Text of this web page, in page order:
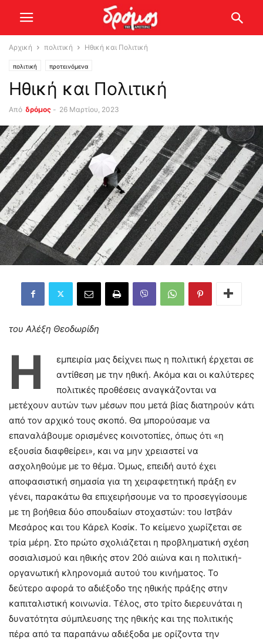
Αρχική πολιτική Ηθική και Πολιτική
πολιτική προτεινόμενα
Ηθική και Πολιτική
Από δρόμος - 26 Μαρτίου, 2023
του Αλέξη Θεοδωρίδη
Η
εμπειρία μας δείχνει πως η πολιτική έρχεται σε
αντίθεση με την ηθική. Ακόμα και οι καλύτερες
πολιτικές προθέσεις αναγκάζονται να
μετέχουν αυτών των μέσων που μετά βίας διατηρούν κάτι
από τον αρχικό τους σκοπό. Θα μπορούσαμε να
επαναλάβουμε ορισμένες κοινοτοπίες, όπως ότι «η
εξουσία διαφθείρει», και να μην χρειαστεί να
ασχοληθούμε με το θέμα. Όμως, επειδή αυτό έχει
αποφασιστική σημασία για τη χειραφετητική πράξη εν
γένει, παρακάτω θα επιχειρήσουμε να το προσεγγίσουμε
με τη βοήθεια δύο σπουδαίων στοχαστών: του Ιστβάν
Μεσάρος και του Κάρελ Κοσίκ. Το κείμενο χωρίζεται σε
τρία μέρη. Στο πρώτο σχολιάζεται η προβληματική σχέση
σοσιαλισμού και ηθικής στον 20ό αιώνα και η πολιτική-
οργανωτική κληρονομιά αυτού του κινήματος. Το
δεύτερο αφορά το αδιέξοδο της ηθικής πράξης στην
καπιταλιστική κοινωνία. Τέλος, στο τρίτο διερευνάται η
δυνατότητα σύμπλευσης της ηθικής και της πολιτικής
πέρα από τα παραπάνω αδιέξοδα με ορίζοντα την